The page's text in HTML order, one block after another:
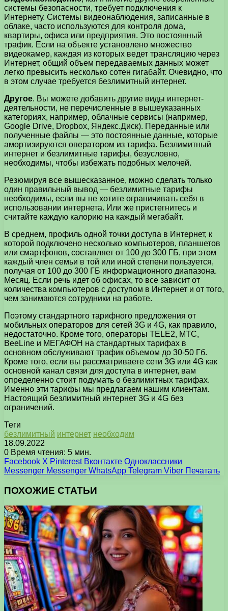
системы безопасности, требует подключения к
Интернету. Системы видеонаблюдения, записанные в
облаке, часто используются для контроля дома,
квартиры, офиса или предприятия. Это постоянный
трафик. Если на объекте установлено множество
видеокамер, каждая из которых ведет трансляцию через
Интернет, общий объем передаваемых данных может
легко превысить несколько сотен гигабайт. Очевидно, что
в этом случае требуется безлимитный интернет.
Другое. Вы можете добавить другие виды интернет-
деятельности, не перечисленные в вышеуказанных
категориях, например, облачные сервисы (например,
Google Drive, Dropbox, Яндекс.Диск). Переданные или
полученные файлы — это постоянные данные, которые
амортизируются оператором из тарифа. Безлимитный
интернет и безлимитные тарифы, безусловно,
необходимы, чтобы избежать подобных мелочей.
Резюмируя все вышесказанное, можно сделать только
один правильный вывод — безлимитные тарифы
необходимы, если вы не хотите ограничивать себя в
использовании интернета. Или же пристегнитесь и
считайте каждую калорию на каждый мегабайт.
В среднем, профиль одной точки доступа в Интернет, к
которой подключено несколько компьютеров, планшетов
или смартфонов, составляет от 100 до 300 ГБ, при этом
каждый член семьи в той или иной степени пользуется,
получая от 100 до 300 ГБ информационного диапазона.
Месяц. Если речь идет об офисах, то все зависит от
количества компьютеров с доступом в Интернет и от того,
чем занимаются сотрудники на работе.
Поэтому стандартного тарифного предложения от
мобильных операторов для сетей 3G и 4G, как правило,
недостаточно. Кроме того, операторы TELE2, МТС,
BeeLine и МЕГАФОН на стандартных тарифах в
основном обслуживают трафик объемом до 30-50 Гб.
Кроме того, если вы рассматриваете сети 3G или 4G как
основной канал связи для доступа в интернет, вам
определенно стоит подумать о безлимитных тарифах.
Именно эти тарифы мы предлагаем нашим клиентам.
Настоящий безлимитный интернет 3G и 4G без
ограничений.
Теги
безлимитный интернет необходим
18.09.2022
0 Время чтения: 5 мин.
Facebook X Pinterest Вконтакте Одноклассники
Messenger Messenger WhatsApp Telegram Viber Печатать
ПОХОЖИЕ СТАТЬИ